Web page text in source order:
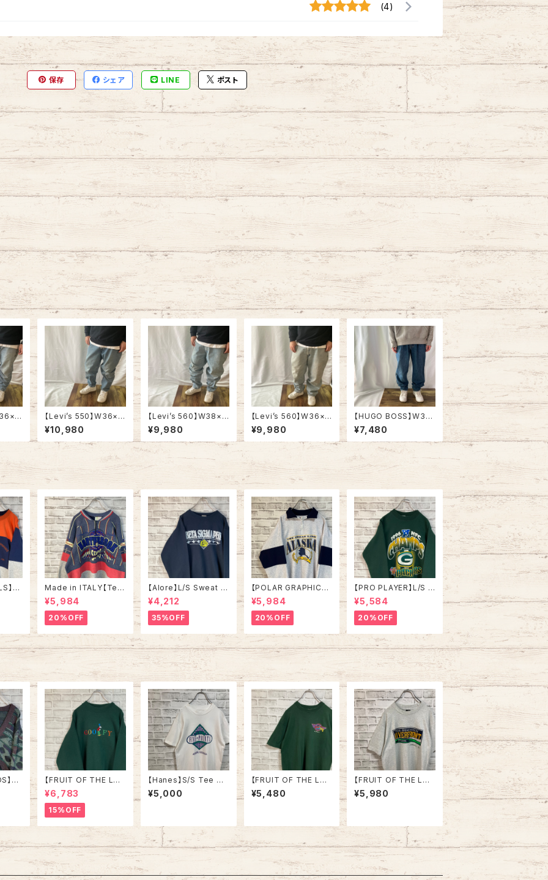
(4)
保存 シェア LINE ポスト
USA
ト
ーパ
【Levi’s 550】W36×L
30相当 90s Denim P
ants Jeans リーバイ
ス 550 ブルーデニム ラ
ーパード リラックスフィ
ット アメリカ USA 古着
¥10,980
【Levi’s 560】W38×L
34 00s Denim Jean
s リーバイス 560 ブル
ーデニム ライトブルー
ジーンズ テーパード ル
ーズフィット バギーパン
¥9,980
【Levi’s 560】W36×L
32 00s Denim Jean
s リーバイス 560 ブル
ーデニム ライトブルー
パード ルーズフィット ア
メリカ USA 古着
¥9,980
【HUGO BOSS】W33
×L34 Made in ITALY
80s-90s Denim Jea
ns ヒューゴボス ブルー
デニム ウォッシュデニム
ジーンズ ジーパン テー
パード イタリア ヨーロ
¥7,480
】S
ロゴ
ット
ー
Made in ITALY【Teq
uila Boom】L/S Swe
at/Trainer XL 90s ハ
ーフジップスウェット ト
レーナー マルチカラー
レーシング イタリア製
Euro ユーロ 古着
¥5,984
20%OFF
【Alore】L/S Sweat L
Made in USA 90s 社
交クラブ プロモーショ
ン スウェット トレーナー
USA製 vintage ヴィン
テージ アメリカ USA
¥4,212
35%OFF
【POLAR GRAPHICS】
L/S HalfZip Sweat X
L Made in USA 90s
“ALASKA” スーベニア
ハーフジップスウェット
トレーナー アラスカ お
土産モノ vintage ヴィ
ンテージ アメリカ USA
¥5,984
20%OFF
【PRO PLAYER】L/S S
weat L相当 90s Mad
e in USA “PACKERS”
NFL チームモノ スウェ
ット トレーナー USA製
チームロゴ 1996 CHA
MPS 優勝記念 深緑 ア
メリカ USA 古着
¥5,584
20%OFF
】Ca
ロッ
【FRUIT OF THE LO
OM】L/S Parody Sw
eat XL 90s Made in
USA 企業ロゴ パロディ
キャラクター スウェット
トレーナー USA製 刺繍
ロゴ vintage ヴィンテ
ージ アメリカ USA 古
¥6,783
15%OFF
【Hanes】S/S Tee M
80s-90s Made in U
SA Vintage Tシャツ
レストラン アメリカ US
A レトロ 古着
¥5,000
【FRUIT OF THE LO
OM】S/S Tee L 90s
Made in USA “Boogi
企業モノ 企業ロゴ レス
トラン アメリカ USA 古
着
¥5,480
【FRUIT OF THE LO
OM】S/S Tee L 90s
Made in USA “The S
ザルーム Tシャツ USA
製 レトロロゴ ヴィンテ
ージ シングルステッチ
アメリカ USA レトロ 古
¥5,980